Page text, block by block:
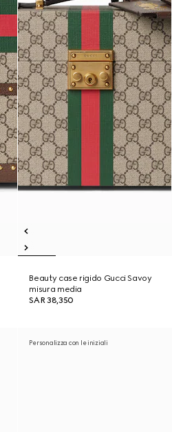
Beauty case rigido Gucci Savoy
misura media
SAR 38,350
Personalizza con le iniziali